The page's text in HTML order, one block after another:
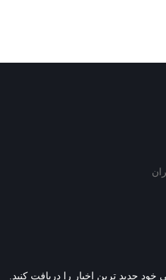
جدید ترین اخبار را دریافت کنید.